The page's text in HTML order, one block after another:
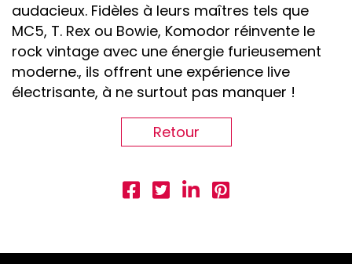
audacieux. Fidèles à leurs maîtres tels que
MC5, T. Rex ou Bowie, Komodor réinvente le
rock vintage avec une énergie furieusement
moderne., ils offrent une expérience live
électrisante, à ne surtout pas manquer !
Retour